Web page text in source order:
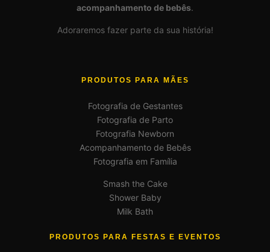
acompanhamento de bebês.
Adoraremos fazer parte da sua história!
PRODUTOS PARA MÃES
Fotografia de Gestantes
Fotografia de Parto
Fotografia Newborn
Acompanhamento de Bebês
Fotografia em Família
Smash the Cake
Shower Baby
Milk Bath
PRODUTOS PARA FESTAS E EVENTOS